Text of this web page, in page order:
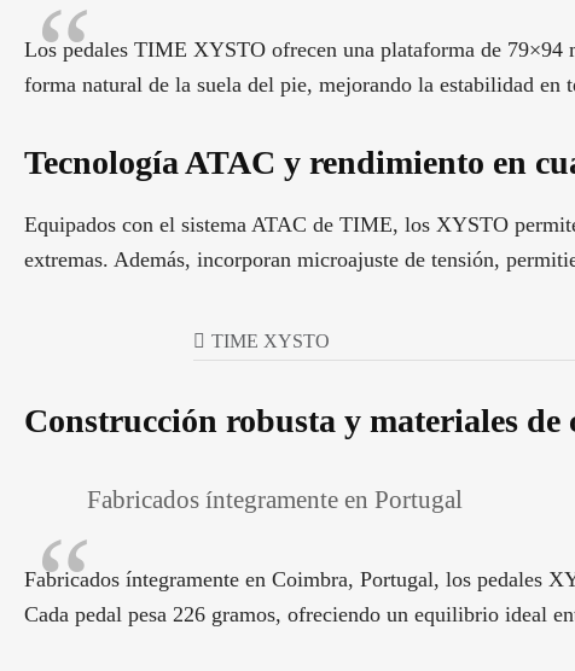
Los pedales TIME XYSTO ofrecen una plataforma de 79×94
forma natural de la suela del pie, mejorando la estabilidad
Tecnología ATAC y rendimiento en
Equipados con el sistema ATAC de TIME, los XYSTO
extremas. Además, incorporan microajuste de tensión,
TIME XYSTO
Construcción robusta y materiales de
Fabricados íntegramente en Portugal
Fabricados íntegramente en Coimbra, Portugal, los pedales
Cada pedal pesa 226 gramos, ofreciendo un equilibrio ideal